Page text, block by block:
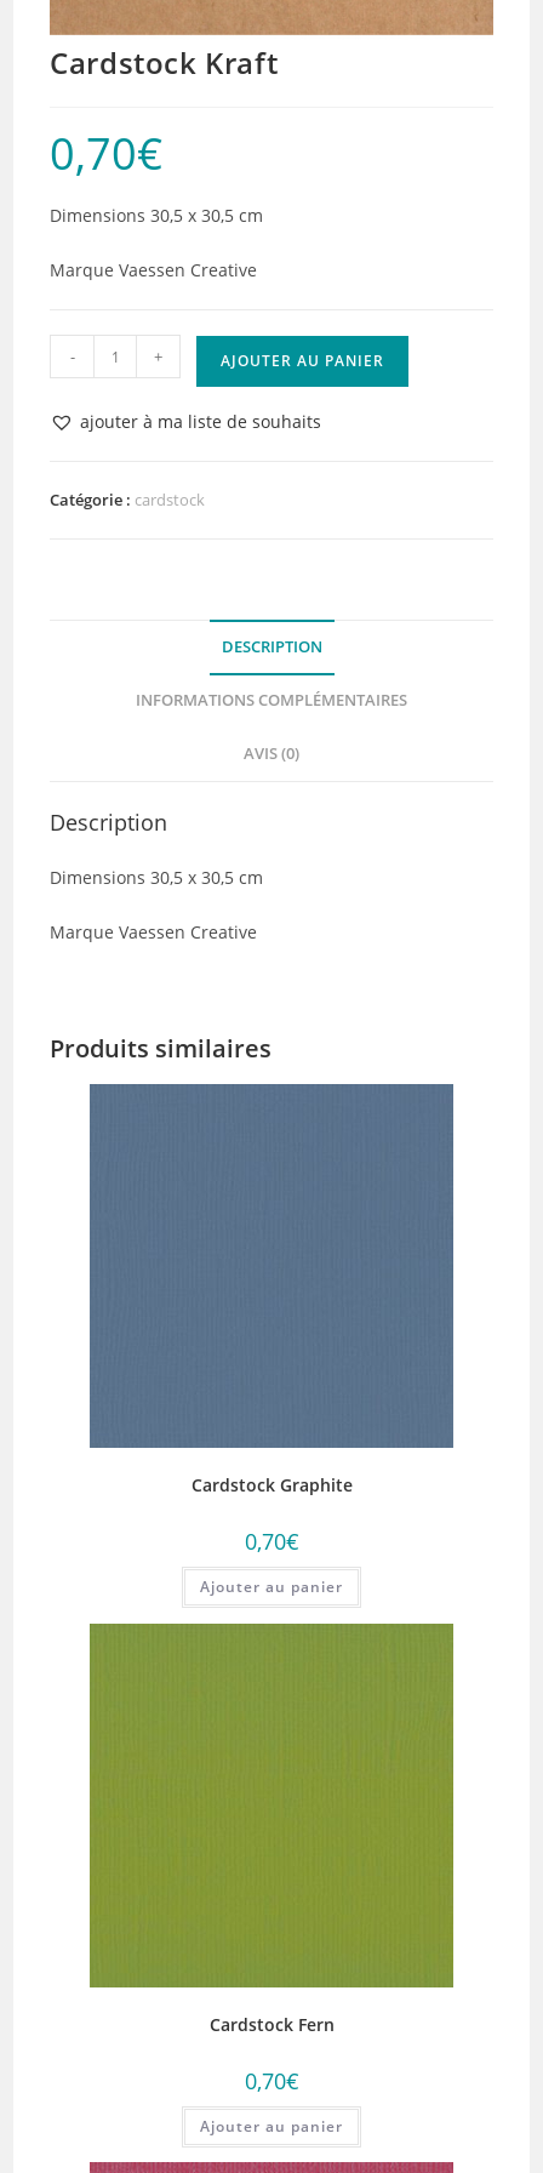
Cardstock Kraft
0,70€
Dimensions 30,5 x 30,5 cm
Marque Vaessen Creative
quantité
de
Cardstock
Kraft
- + AJOUTER AU PANIER
ajouter à ma liste de souhaits
Catégorie : cardstock
DESCRIPTION
INFORMATIONS COMPLÉMENTAIRES
AVIS (0)
Description
Dimensions 30,5 x 30,5 cm
Marque Vaessen Creative
Produits similaires
Cardstock Graphite
0,70€
Ajouter au panier
Cardstock Fern
0,70€
Ajouter au panier